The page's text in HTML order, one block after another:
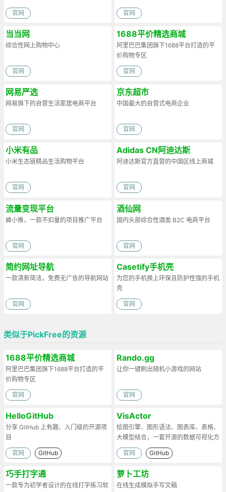
官网 官网
当当网
综合性网上购物中心
官网
1688平价精选商城
阿里巴巴集团旗下1688平台打造的平
价购物专区
官网
网易严选
网易旗下的自营生活家居电商平台
官网
京东超市
中国最大的自营式电商企业
官网
小米有品
小米生态链精品生活购物平台
官网
Adidas CN阿迪达斯
阿迪达斯官方直营的中国区线上商城
官网
流量变现平台
蜂小推，一款不扣量的项目推广平台
官网
酒仙网
国内头部综合性酒类 B2C 电商平台
官网
简约网址导航
一款清新简洁，免费无广告的导航网站
官网
Casetify手机壳
为您的手机换上环保且防护性强的手机
壳
官网
类似于PickFree的资源
1688平价精选商城
阿里巴巴集团旗下1688平台打造的平
价购物专区
官网
Rando.gg
让你一键刷出随机小游戏的网站
官网
HelloGitHub
分享 GitHub 上有趣、入门级的开源项
目
官网 GitHub
VisActor
绘图引擎、图形语法、图表库、表格、
大模型结合，一套开源的数据可视化方
案
官网 GitHub
巧手打字通
一款专为初学者设计的在线打字练习软
萝卜工坊
在线生成模拟手写文稿